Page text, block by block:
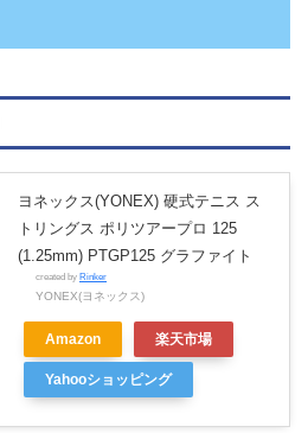
ヨネックス(YONEX) 硬式テニス ス
トリングス ポリツアープロ 125
(1.25mm) PTGP125 グラファイト
created by Rinker
YONEX(ヨネックス)
Amazon 楽天市場
Yahooショッピング